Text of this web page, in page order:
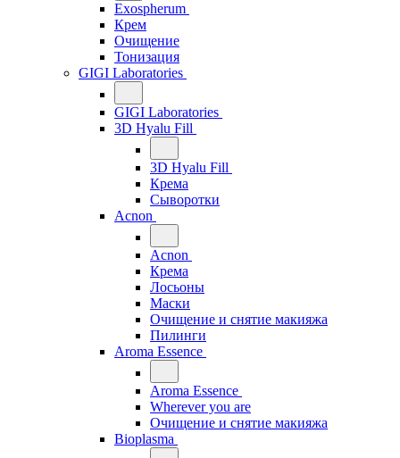
Exospherum
Крем
Очищение
Тонизация
GIGI Laboratories
GIGI Laboratories
3D Hyalu Fill
3D Hyalu Fill
Крема
Сыворотки
Acnon
Acnon
Крема
Лосьоны
Маски
Очищение и снятие макияжа
Пилинги
Aroma Essence
Aroma Essence
Wherever you are
Очищение и снятие макияжа
Bioplasma